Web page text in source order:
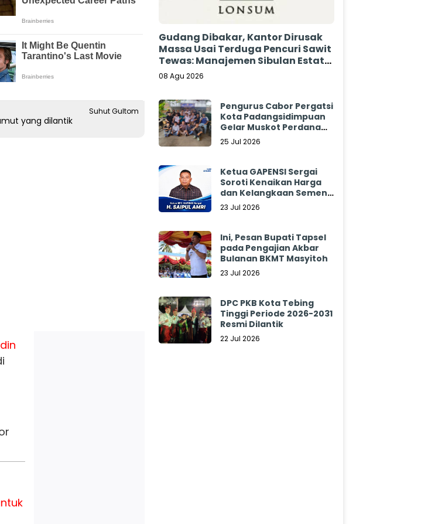
Suhut Gultom
yang dilantik
Gudang Dibakar, Kantor Dirusak
Massa Usai Terduga Pencuri Sawit
Tewas: Manajemen Sibulan Estate
Bungkam
08 Agu 2026
Pengurus Cabor Pergatsi
Kota Padangsidimpuan
Gelar Muskot Perdana
2026 - 2030
25 Jul 2026
Ketua GAPENSI Sergai
Soroti Kenaikan Harga
dan Kelangkaan Semen,
Minta Pemerintah
23 Jul 2026
Ini, Pesan Bupati Tapsel
pada Pengajian Akbar
Bulanan BKMT Masyitoh
23 Jul 2026
DPC PKB Kota Tebing
Tinggi Periode 2026-2031
Resmi Dilantik
22 Jul 2026